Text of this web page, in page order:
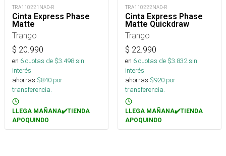
TRA110221NAD-R
Cinta Express Phase
Matte
Trango
$ 20.990
en 6cuotas de $3.498sin
interés
ahorras $840 por
transferencia.
LLEGA MAÑANA✔️TIENDA
APOQUINDO
TRA110222NAD-R
Cinta Express Phase
Matte Quickdraw
Trango
$ 22.990
en 6cuotas de $3.832sin
interés
ahorras $920 por
transferencia.
LLEGA MAÑANA✔️TIENDA
APOQUINDO